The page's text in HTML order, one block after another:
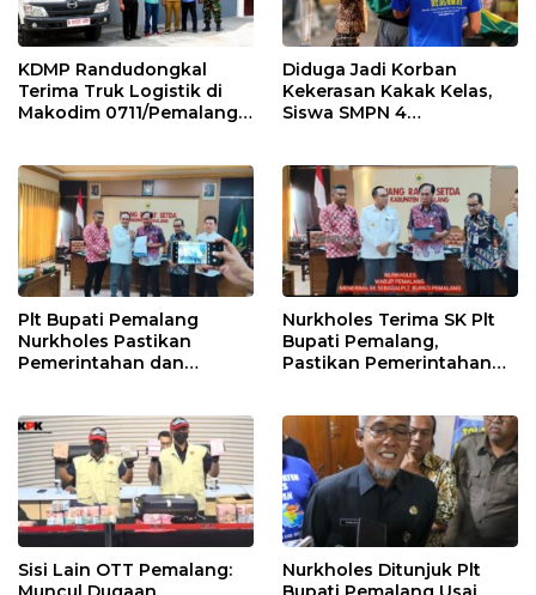
KDMP Randudongkal
Terima Truk Logistik di
Makodim 0711/Pemalang
Diduga Jadi Korban
Kekerasan Kakak Kelas,
Siswa SMPN 4
Plt Bupati Pemalang
Nurkholes Pastikan
Pemerintahan dan
Nurkholes Terima SK Plt
Bupati Pemalang,
Pastikan Pemerintahan
Sisi Lain OTT Pemalang:
Nurkholes Ditunjuk Plt